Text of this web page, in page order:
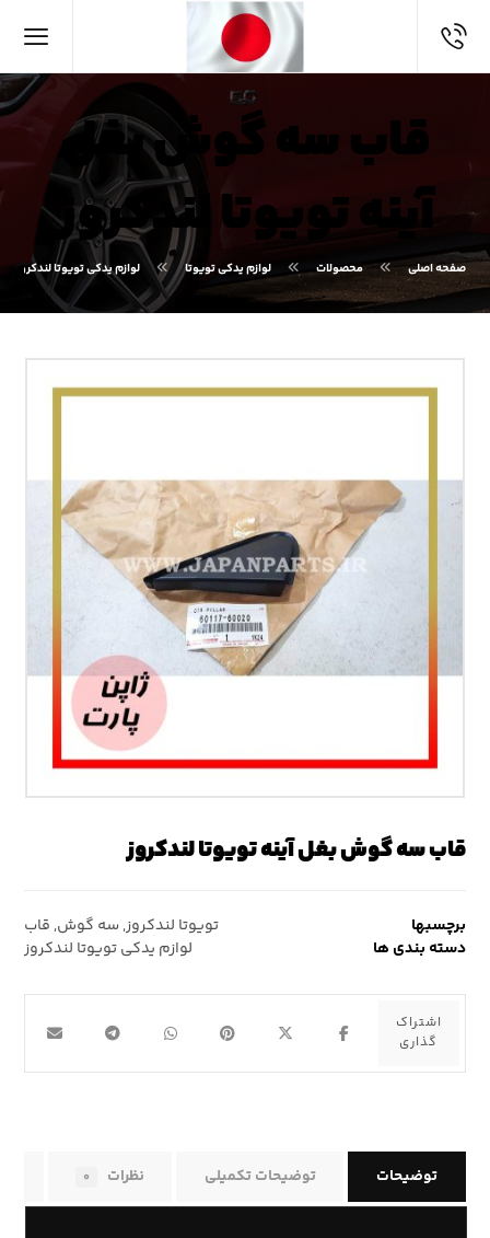
قاب سه گوش بغل
آینه تویوتا لندکروز
صفحه اصلی محصولات لوازم یدکی تویوتا لوازم یدکی تویوتا لندکروز
قاب سه گوش بغل آینه تویوتا لندکروز
برچسبها تویوتا لندکروز,سه گوش, قاب
دسته بندی ها
لوازم یدکی تویوتا لندکروز
توضیحات توضیحات تکمیلی نظرات ۰